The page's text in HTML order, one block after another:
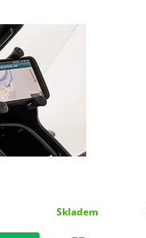
Skladem